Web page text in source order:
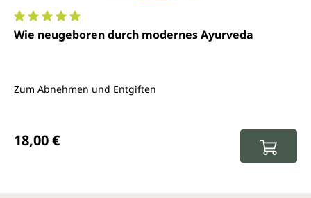
Durchschnittliche Bewertung von 5 von 5 Sternen
Wie neugeboren durch modernes Ayurveda
Zum Abnehmen und Entgiften
18,00 €